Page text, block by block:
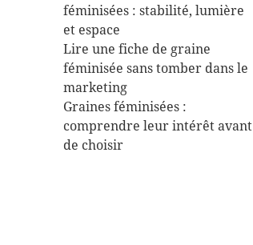
féminisées : stabilité, lumière
et espace
Lire une fiche de graine
féminisée sans tomber dans le
marketing
Graines féminisées :
comprendre leur intérêt avant
de choisir